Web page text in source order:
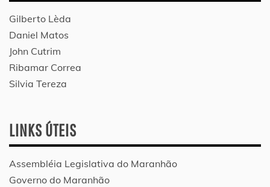
Gilberto Lèda
Daniel Matos
John Cutrim
Ribamar Correa
Silvia Tereza
LINKS ÚTEIS
Assembléia Legislativa do Maranhão
Governo do Maranhão